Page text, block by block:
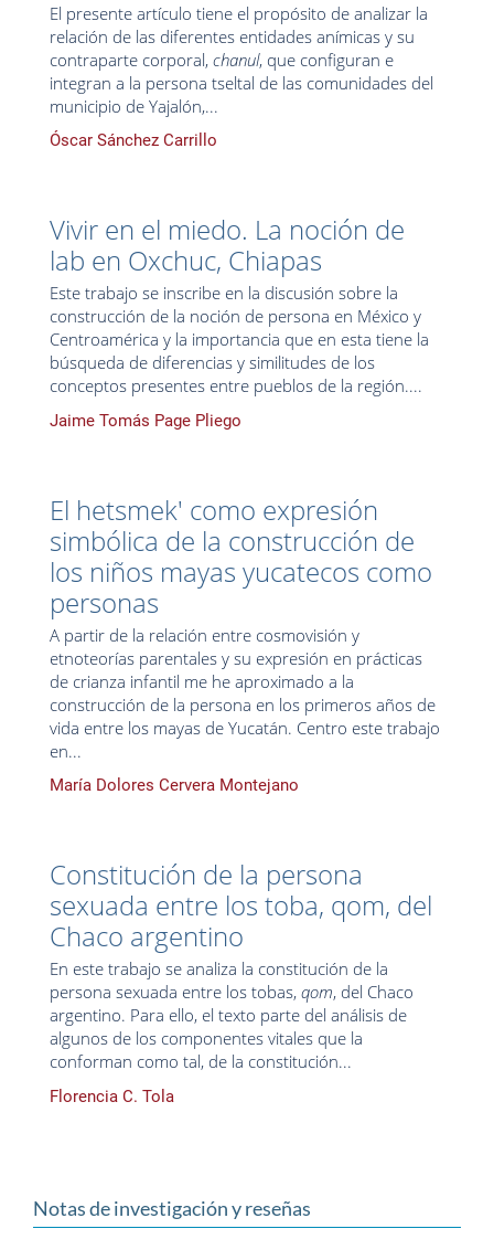
El presente artículo tiene el propósito de analizar la
relación de las diferentes entidades anímicas y su
contraparte corporal, chanul, que configuran e
integran a la persona tseltal de las comunidades del
municipio de Yajalón,...
Óscar Sánchez Carrillo
Vivir en el miedo. La noción de
lab en Oxchuc, Chiapas
Este trabajo se inscribe en la discusión sobre la
construcción de la noción de persona en México y
Centroamérica y la importancia que en esta tiene la
búsqueda de diferencias y similitudes de los
conceptos presentes entre pueblos de la región....
Jaime Tomás Page Pliego
El hetsmek' como expresión
simbólica de la construcción de
los niños mayas yucatecos como
personas
A partir de la relación entre cosmovisión y
etnoteorías parentales y su expresión en prácticas
de crianza infantil me he aproximado a la
construcción de la persona en los primeros años de
vida entre los mayas de Yucatán. Centro este trabajo
en...
María Dolores Cervera Montejano
Constitución de la persona
sexuada entre los toba, qom, del
Chaco argentino
En este trabajo se analiza la constitución de la
persona sexuada entre los tobas, qom, del Chaco
argentino. Para ello, el texto parte del análisis de
algunos de los componentes vitales que la
conforman como tal, de la constitución...
Florencia C. Tola
Notas de investigación y reseñas